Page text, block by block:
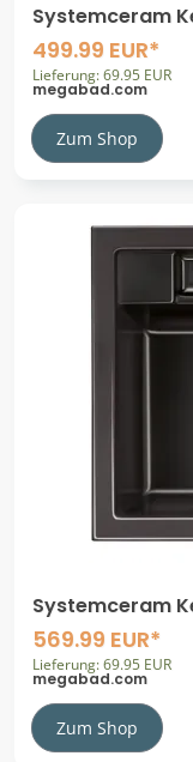
Systemceram
mit
499.99 EUR*
Lieferung: 69.95 EUR
megabad.com
Zum Shop
Systemceram
mit
569.99 EUR*
Lieferung: 69.95 EUR
megabad.com
Zum Shop